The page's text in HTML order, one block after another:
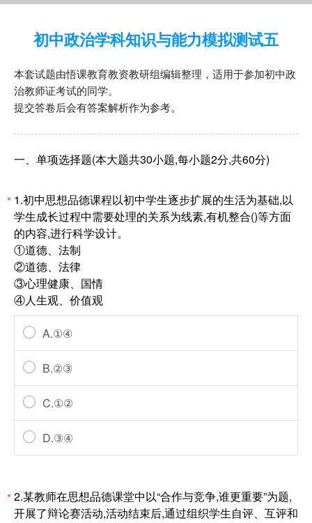
初中政治学科知识与能力模拟测试五
本套试题由悟课教育教资教研组编辑整理，适用于参加初中政
治教师证考试的同学。
提交答卷后会有答案解析作为参考。
一、单项选择题(本大题共30小题,每小题2分,共60分)
* 1.初中思想品德课程以初中学生逐步扩展的生活为基础,以
学生成长过程中需要处理的关系为线素,有机整合()等方面
的内容,进行科学设计。
①道德、法制
②道德、法律
③心理健康、国情
④人生观、价值观
A.①④
B.②③
C.①②
D.③④
*2.某教师在思想品德课堂中以“合作与竞争,谁更重要”为题,
开展了辩论赛活动,活动结束后,通过组织学生自评、互评和